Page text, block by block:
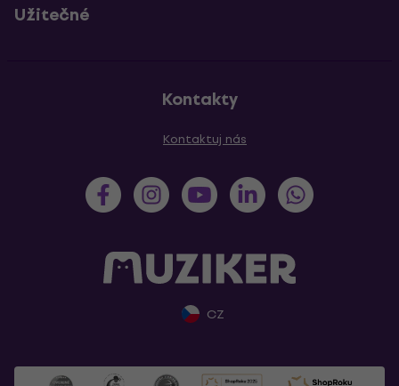
Užitečné
Kontakty
Kontaktuj nás
CZ